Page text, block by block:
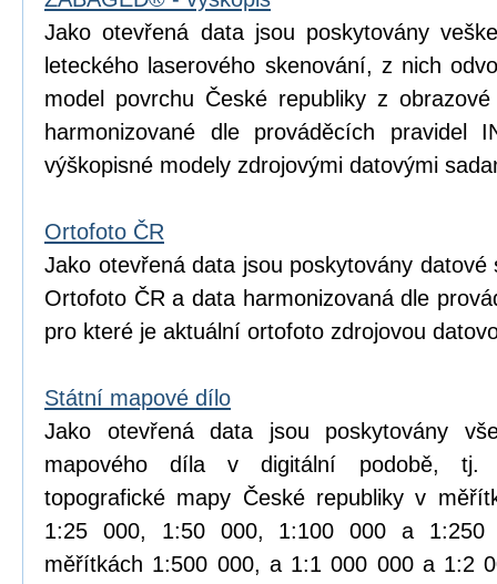
Jako otevřená data jsou poskytovány
leteckého laserového skenování, z nich
model povrchu České republiky z
harmonizované dle prováděcích pravidel
výškopisné modely zdrojovými datovými
Ortofoto ČR
Jako otevřená data jsou poskytovány
Ortofoto ČR a data harmonizovaná dle
pro které je aktuální ortofoto zdrojovou
Státní mapové dílo
Jako otevřená data jsou poskytovány
mapového díla v digitální podobě, tj.
topografické mapy České republiky v
1:25 000, 1:50 000, 1:100 000 a
měřítkách 1:500 000, a 1:1 000 000 a 1:2